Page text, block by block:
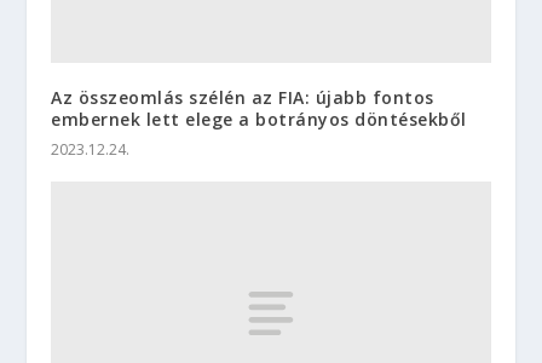
Az összeomlás szélén az FIA: újabb fontos
embernek lett elege a botrányos döntésekből
2023.12.24.